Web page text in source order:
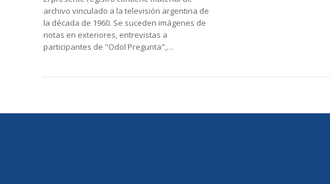
archivo vinculado a la televisión argentina de
la década de 1960. Se suceden imágenes de
notas en exteriores, entrevistas a
participantes de "Odol Pregunta",…